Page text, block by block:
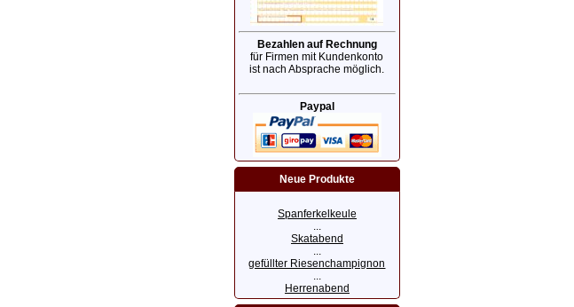
Bezahlen auf Rechnung
für Firmen mit Kundenkonto
ist nach Absprache möglich.
Paypal
Neue Produkte
Spanferkelkeule
...
Skatabend
...
gefüllter Riesenchampignon
...
Herrenabend